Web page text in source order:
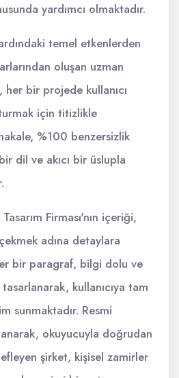
yardımcı olmaktadır.
temel etkenlerden
oluşan uzman
bir projede kullanıcı
için titizlikle
%100 benzersizlik
dil ve akıcı bir üslupla
Firması'nın içeriği,
adına detaylara
bir paragraf, bilgi dolu ve
kullanıcıya tam
sunmaktadır. Resmi
okuyucuyla doğrudan
şirket, kişisel zamirler